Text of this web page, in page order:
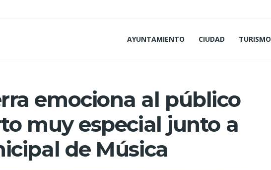
AYUNTAMIENTO CIUDAD TURISMO
emociona al público
muy especial junto a
de Música